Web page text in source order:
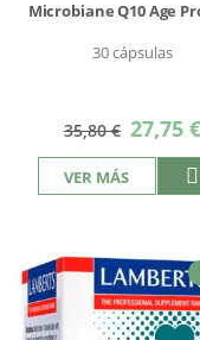
Microbiane Q10 Age
30 cápsulas
35,80 € Precio
especial
27,75 €
VER MÁS